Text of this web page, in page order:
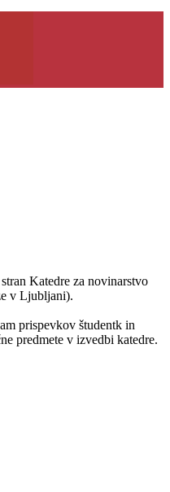
Katedre za novinarstvo
v Ljubljani).
prispevkov študentk in
predmete v izvedbi katedre.